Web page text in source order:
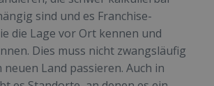
sind und es Franchise-
die Lage vor Ort kennen und
Dies muss nicht zwangsläufig
neuen Land passieren. Auch in